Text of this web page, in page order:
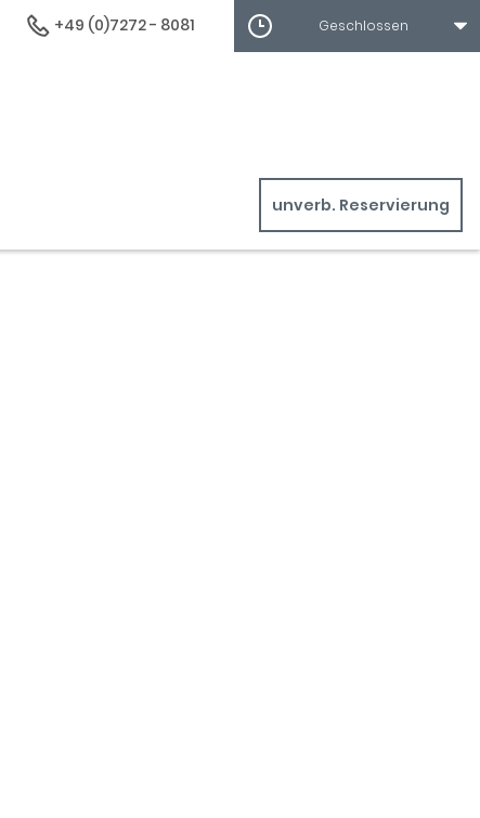
+49 (0)7272 - 8081 Geschlossen
unverb. Reservierung